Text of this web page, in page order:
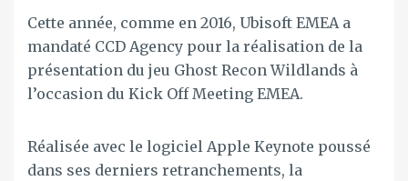
Cette année, comme en 2016, Ubisoft EMEA a
mandaté CCD Agency pour la réalisation de la
présentation du jeu Ghost Recon Wildlands à
l’occasion du Kick Off Meeting EMEA.
Réalisée avec le logiciel Apple Keynote poussé
dans ses derniers retranchements, la